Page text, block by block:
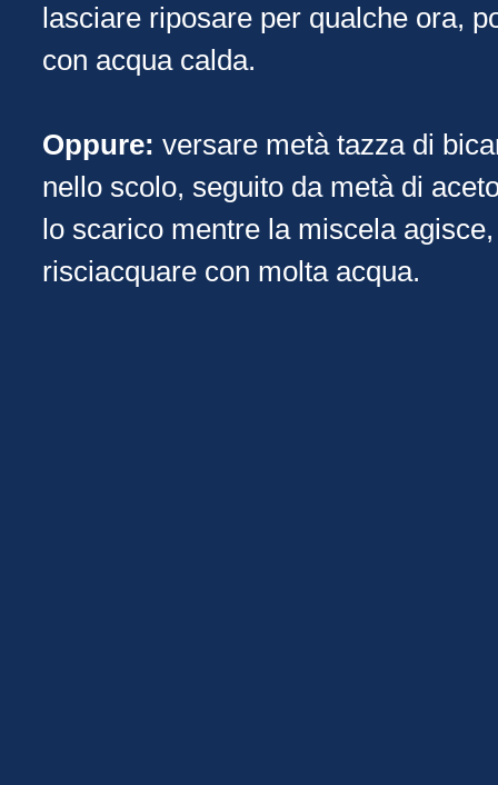
lasciare riposare per qualche ora,
con acqua calda.
Oppure: versare metà tazza di
nello scolo, seguito da metà di
lo scarico mentre la miscela
risciacquare con molta acqua.